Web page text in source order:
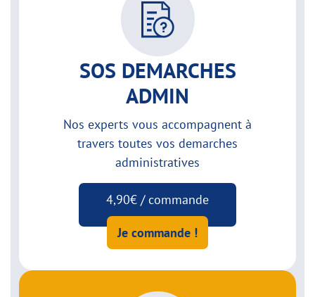
SOS DEMARCHES
ADMIN
Nos experts vous accompagnent à
travers toutes vos demarches
administratives
4,90€ / commande
Je commande !